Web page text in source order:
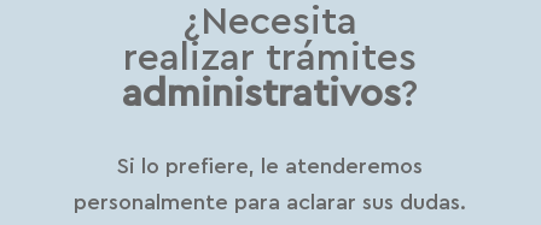
¿Necesita
realizar trámites
administrativos?
Si lo prefiere, le atenderemos
personalmente para aclarar sus dudas.